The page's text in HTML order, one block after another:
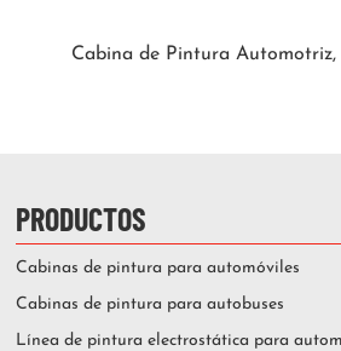
Cabina de Pintura Automotriz,
PRODUCTOS
Cabinas de pintura para automóviles
Cabinas de pintura para autobuses
Línea de pintura electrostática para